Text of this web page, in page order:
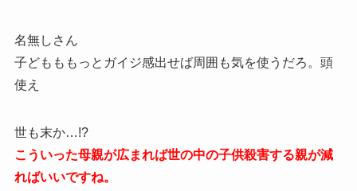
名無しさん
子どもももっとガイジ感出せば周囲も気を使うだろ。頭
使え
世も末か…!?
こういった母親が広まれば世の中の子供殺害する親が減
ればいいですね。